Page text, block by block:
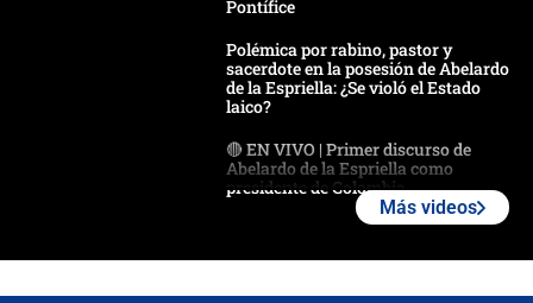
Pontífice
Polémica por rabino, pastor y
sacerdote en la posesión de Abelardo
de la Espriella: ¿Se violó el Estado
laico?
🔴 EN VIVO | Primer discurso de
Abelardo de la Espriella como
presidente de Colombia
Más videos